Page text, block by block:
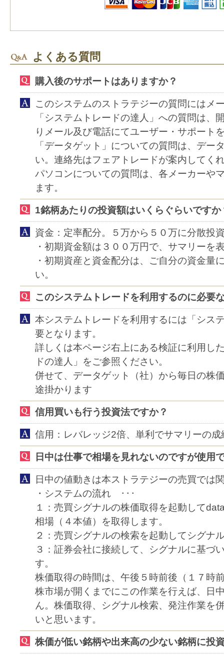
よくある質問
購入後のサポートはありますか？
このシステムのストラテジーの質問にはメ
「システムトレードの達人」への質問は、
りメール及び電話にてユーザー・サポート
「データゲット」についての質問は、デー
い。連絡先はフェアトレードが案内してく
パソコンについての質問は、各メーカーや
ます。
1銘柄あたりの投資額はいくらぐらいですか
資金：定率配分。５万から５０万に分散投
・初期資金額は３００万円で、サマリーを
・初期資産と資金配分は、ご自分の資金量
い。
このシステムトレードを利用するのに必要
本システムトレードを利用するには「シス
要となります。
詳しくは本ページ右上にある検証に利用し
ドの達人」をご参照ください。
併せて、データゲット（社）から毎日の株
途掛かります
信用買いも行う投資法ですか？
信用：レバレッジ2倍、単利でサマリーの
日中は仕事で相場を見れないのですが使用
日中の値動きは本ストラテジーの売買では
・システムの流れ ･･･
１：売買シグナルの株価取得を起動して
相場（４本値）を取得します。
２：売買シグナルの検索を起動してシグナ
３：証券会社に接続して、シグナルに基づ
す。
株価取得の時間は、午後５時前後（１７時
株市場が開くまでにこの作業を行えば、日
ん。株価取得、シグナル検索、発注作業を
いと思います。
株価が低い銘柄や出来高の少ない銘柄に投